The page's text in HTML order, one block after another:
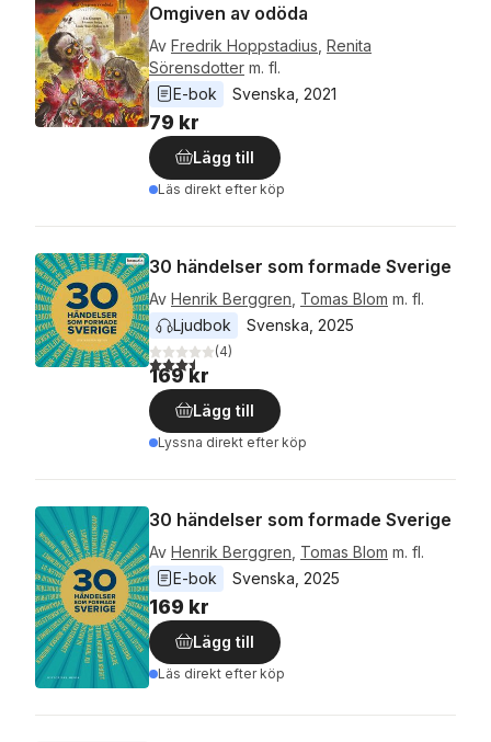
Omgiven av odöda
Av Fredrik Hoppstadius Renita
Sörensdotter m. fl.
E-bok
Svenska 2021
79 kr
Lägg till
Läs direkt efter köp
30 händelser som formade Sverige
Av Henrik Berggren Tomas Blom m. fl.
Ljudbok
Svenska 2025
3,5utav 5 stjärnor. Totalt antal röster:
(4)
169 kr
Lägg till
Lyssna direkt efter köp
30 händelser som formade Sverige
Av Henrik Berggren Tomas Blom m. fl.
E-bok
Svenska 2025
169 kr
Lägg till
Läs direkt efter köp